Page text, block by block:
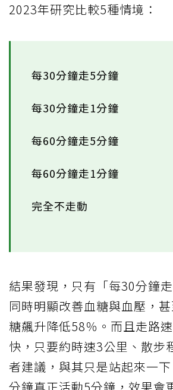
2023年研究比較5種情境：
每30分鐘走5分鐘
每30分鐘走1分鐘
每60分鐘走5分鐘
每60分鐘走1分鐘
完全不走動
結果發現，只有「每30分鐘
同時明顯改善血糖與血壓，
糖飆升降低58％。而且走路
快，只要約時速3公里、散步
者建議，與其只是站起來一